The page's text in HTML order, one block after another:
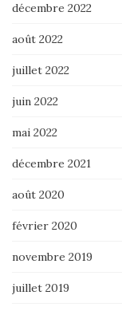
décembre 2022
août 2022
juillet 2022
juin 2022
mai 2022
décembre 2021
août 2020
février 2020
novembre 2019
juillet 2019